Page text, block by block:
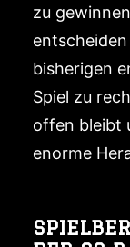
zu
bisherigen
Spiel zu
offen bleibt
enorme